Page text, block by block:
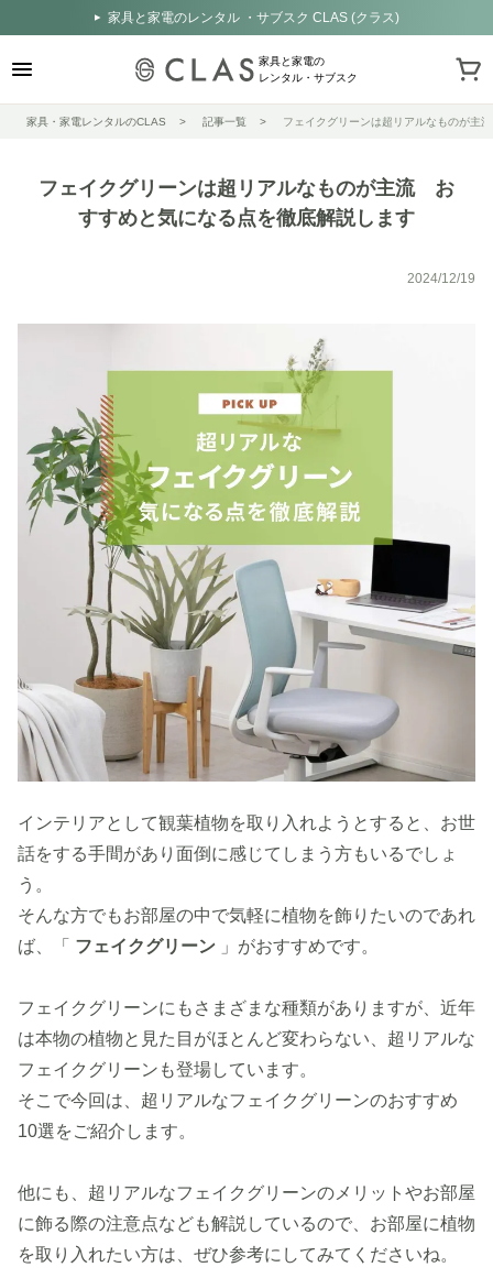
家具と家電のレンタル ・サブスク CLAS (クラス)
家具と家電の
レンタル・サブスク
家具・家電レンタルのCLAS 記事一覧 フェイクグリーンは超リアルなものが主
フェイクグリーンは超リアルなものが主流 お
すすめと気になる点を徹底解説します
2024/12/19
インテリアとして観葉植物を取り入れようとすると、お世
話をする手間があり面倒に感じてしまう方もいるでしょ
う。
そんな方でもお部屋の中で気軽に植物を飾りたいのであれ
ば、「 フェイクグリーン 」がおすすめです。
フェイクグリーンにもさまざまな種類がありますが、近年
は本物の植物と見た目がほとんど変わらない、超リアルな
フェイクグリーンも登場しています。
そこで今回は、超リアルなフェイクグリーンのおすすめ
10選をご紹介します。
他にも、超リアルなフェイクグリーンのメリットやお部屋
に飾る際の注意点なども解説しているので、お部屋に植物
を取り入れたい方は、ぜひ参考にしてみてくださいね。